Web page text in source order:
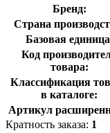
Бренд:
Страна
Базовая
Код
товара:
Классификация
в каталоге:
Артикул
Кратность заказа: 1